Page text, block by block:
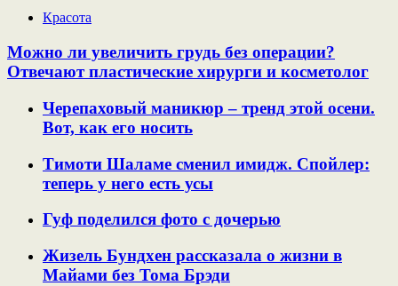
Красота
Можно ли увеличить грудь без операции?
Отвечают пластические хирурги и косметолог
Черепаховый маникюр – тренд этой осени.
Вот, как его носить
Тимоти Шаламе сменил имидж. Спойлер:
теперь у него есть усы
Гуф поделился фото с дочерью
Жизель Бундхен рассказала о жизни в
Майами без Тома Брэди